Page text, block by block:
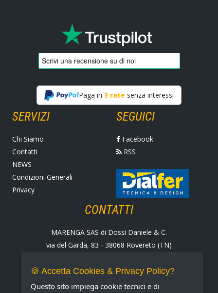
Paga in 3 rate senza interessi
SERVIZI
Chi Siamo
Contatti
NEWS
Condizioni Generali
Privacy
SEGUICI
Facebook
RSS
CONTATTI
MARENGA SAS di Dossi Daniele & C.
via del Garda, 83 - 38068 Rovereto (TN)
Fax +39 0464 430938
E-mail: marenga@marenga.it
🍪 Accetta Cookies & Privacy Policy?
Questo sito impiega cookie tecnici e di